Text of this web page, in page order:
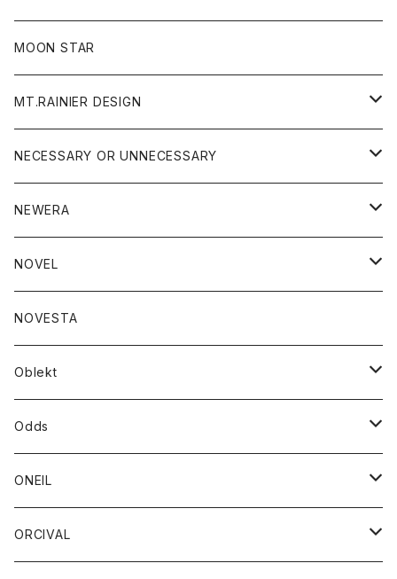
フリース
ジャケット
ニット
パンツ
帽子
MOON STAR
MT.RAINIER DESIGN
アウター
コート
ジャケット
アクセサリー
バッグ
グッズ
ウォレット
靴
トップス
ジャケット
シャツ
ボトム
ショートパンツ
パンツ
レディース
シャツ
Tシャツ
NECESSARY OR UNNECESSARY
アウター
コート
ジャケット
アクセサリー
バッグ
ブレスレット
グッズ
靴
ストール/マフラー
トップス
シャツ
シャツジャケット
ボトム
ショートパンツ
ジーンズ
NEWERA
帽子
NOVEL
トップス
カットソー
スエット
ボトム
NOVESTA
Oblekt
ボトム
ショートパンツ
パンツ
レディース
ボトム
Odds
帽子
ONEIL
スカート
ORCIVAL